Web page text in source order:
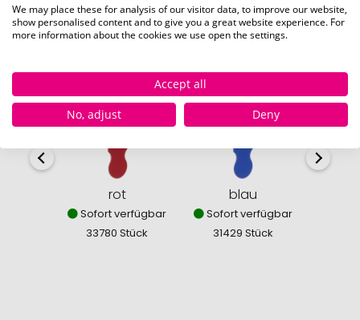
rot
Sofort verfügbar
33780 Stück
blau
Sofort verfügbar
31429 Stück
We may place these for analysis of our visitor data, to improve our website,
show personalised content and to give you a great website experience. For
more information about the cookies we use open the settings.
Accept all
No, adjust
Deny